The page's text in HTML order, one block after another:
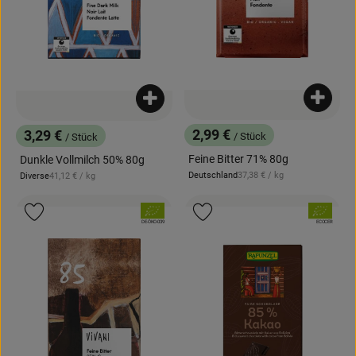
, Preis:
3,29 € / Stück
Dunkle Vollmilch 50% 80g
, Herkunft:
Diverse, Referenzpreis:
41,12 € / kg
Produkt zum Warenkorb hinzufügen
, Preis:
2,99 € / Stück
Feine Bitter 71% 80g
, Herkunft:
Deutschland, Referenzpreis:
37,38 € / kg
, Verband:
, Kontrollstelle:
DE-ÖKO-039
Produkt zu Favouriten hinzufügen
, Verband:
, Kontrollstelle:
ECOCER
Produkt zu Favouriten hinzufügen